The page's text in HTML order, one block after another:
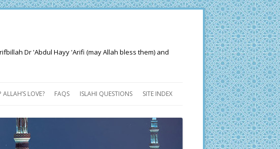
Dr 'Abdul Hayy 'Arifi (may Allah bless them) and
LOVE? FAQS ISLAHI QUESTIONS SITE INDEX